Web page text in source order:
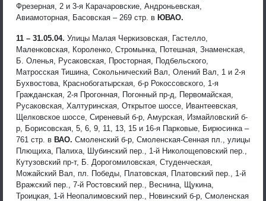
Фрезерная, 2 и 3-я Карачаровские, Андроньевская,
Авиамоторная, Басовская – 269 стр. в ЮВАО.
11 – 31.05.04. Улицы Малая Черкизовская, Гастелло,
Маленковская, Короленко, Стромынка, Потешная, Знаменская,
Б. Оленья, Русаковская, Просторная, Подбельского,
Матросская Тишина, Сокольнический Вал, Олений Вал, 1 и 2-я
Бухвостова, Краснобогатырская, б-р Рокоссовского, 1-я
Гражданская, 2-я Прогонная, Погонный пр-д, Первомайская,
Русаковская, Халтуринская, Открытое шоссе, Ивантеевская,
Щелковское шоссе, Сиреневый б-р, Амурская, Измайловский б-
р, Борисовская, 5, 6, 9, 11, 13, 15 и 16-я Парковые, Бирюсинка –
761 стр. в ВАО. Смоленский б-р, Смоленская-Сенная пл., улицы
Плющиха, Палиха, Шубинский пер., 1-й Николощеповский пер.,
Кутузовский пр-т, Б. Дорогомиловская, Студенческая,
Можайский Вал, пл. Победы, Платовская, Платовский пер., 1-й
Вражский пер., 7-й Ростовский пер., Веснина, Щукина,
Троицкая, 1-й Неопалимовский пер., Новинский б-р, Смоленская